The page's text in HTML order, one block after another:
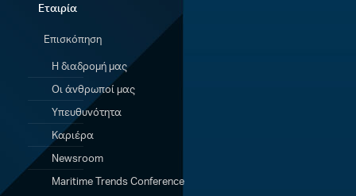
Εταιρία
Επισκόπηση
Η διαδρομή μας
Οι άνθρωποί μας
Υπευθυνότητα
Καριέρα
Newsroom
Maritime Trends Conference